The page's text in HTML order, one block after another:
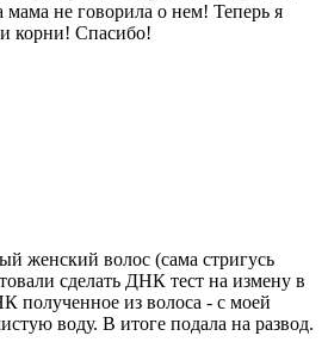
мама не говорила о нем! Теперь я
корни! Спасибо!
женский волос (сама стригусь
сделать ДНК тест на измену в
из волоса - с моей
воду. В итоге подала на развод.